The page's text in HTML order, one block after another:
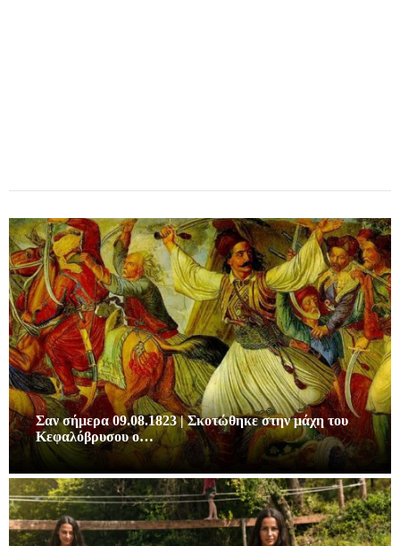
Σαν σήμερα 09.08.1823 | Σκοτώθηκε στην μάχη του
Κεφαλόβρυσου ο…